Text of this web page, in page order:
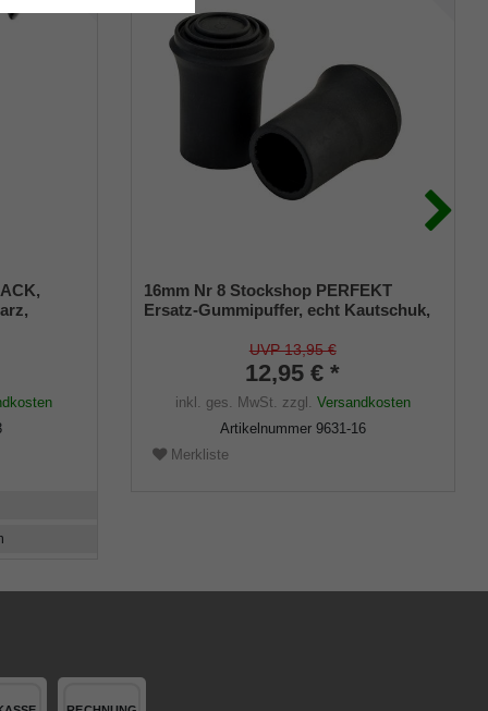
110 Kg,
16mm Nr 8 Stockshop PERFEKT
Ersatz-Gummipuffer, echt Kautschuk,
UVP 13,95 €
12,95 € *
inkl. ges. MwSt. zzgl. Versandkosten
Artikelnummer 9631-16
Merkliste